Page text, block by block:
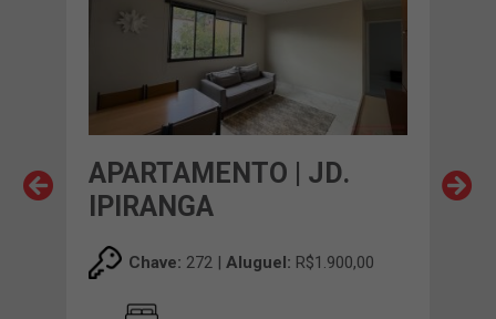
APARTAMENTO | JD.
IPIRANGA
Chave: 272 | Aluguel: R$1.900,00